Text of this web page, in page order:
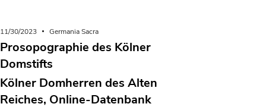
11/30/2023 Germania Sacra
Prosopographie des Kölner
Domstifts
Kölner Domherren des Alten
Reiches, Online-Datenbank